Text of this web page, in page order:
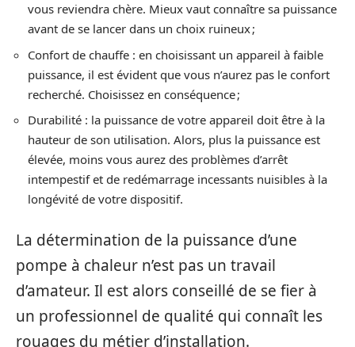
vous reviendra chère. Mieux vaut connaître sa puissance
avant de se lancer dans un choix ruineux ;
Confort de chauffe : en choisissant un appareil à faible
puissance, il est évident que vous n’aurez pas le confort
recherché. Choisissez en conséquence ;
Durabilité : la puissance de votre appareil doit être à la
hauteur de son utilisation. Alors, plus la puissance est
élevée, moins vous aurez des problèmes d’arrêt
intempestif et de redémarrage incessants nuisibles à la
longévité de votre dispositif.
La détermination de la puissance d’une
pompe à chaleur n’est pas un travail
d’amateur. Il est alors conseillé de se fier à
un professionnel de qualité qui connaît les
rouages du métier d’installation.